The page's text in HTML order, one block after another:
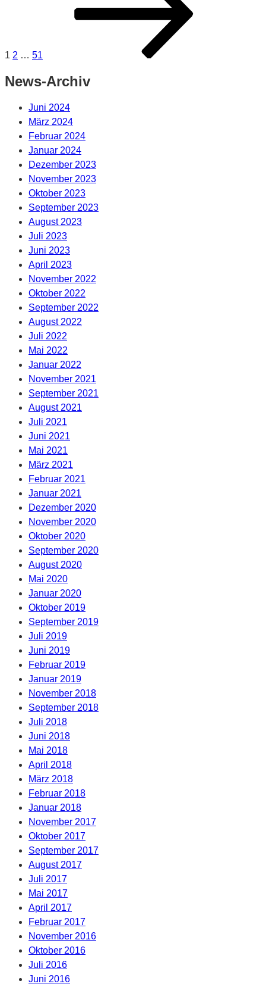
1 2 … 51
News-Archiv
Juni 2024
März 2024
Februar 2024
Januar 2024
Dezember 2023
November 2023
Oktober 2023
September 2023
August 2023
Juli 2023
Juni 2023
April 2023
November 2022
Oktober 2022
September 2022
August 2022
Juli 2022
Mai 2022
Januar 2022
November 2021
September 2021
August 2021
Juli 2021
Juni 2021
Mai 2021
März 2021
Februar 2021
Januar 2021
Dezember 2020
November 2020
Oktober 2020
September 2020
August 2020
Mai 2020
Januar 2020
Oktober 2019
September 2019
Juli 2019
Juni 2019
Februar 2019
Januar 2019
November 2018
September 2018
Juli 2018
Juni 2018
Mai 2018
April 2018
März 2018
Februar 2018
Januar 2018
November 2017
Oktober 2017
September 2017
August 2017
Juli 2017
Mai 2017
April 2017
Februar 2017
November 2016
Oktober 2016
Juli 2016
Juni 2016